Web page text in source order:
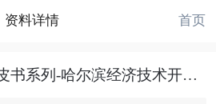
资料详情 首页
2026零碳园区白皮书系列-哈尔滨经济技术开发区